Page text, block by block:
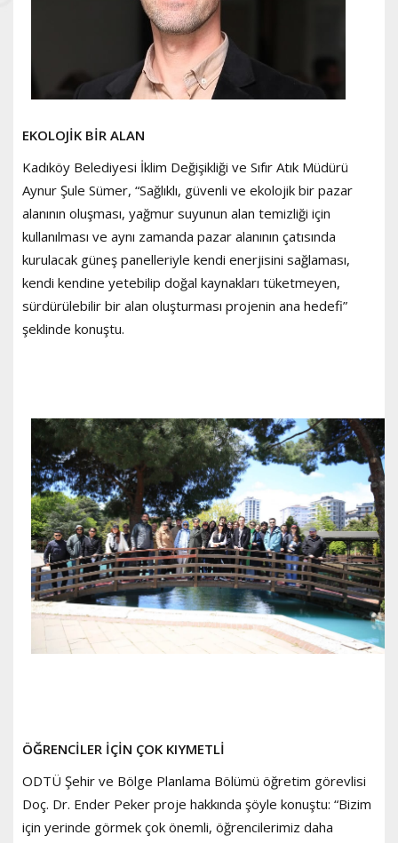
EKOLOJİK BİR ALAN
Kadıköy Belediyesi İklim Değişikliği ve Sıfır Atık Müdürü
Aynur Şule Sümer, “Sağlıklı, güvenli ve ekolojik bir pazar
alanının oluşması, yağmur suyunun alan temizliği için
kullanılması ve aynı zamanda pazar alanının çatısında
kurulacak güneş panelleriyle kendi enerjisini sağlaması,
kendi kendine yetebilip doğal kaynakları tüketmeyen,
sürdürülebilir bir alan oluşturması projenin ana hedefi”
şeklinde konuştu.
ÖĞRENCİLER İÇİN ÇOK KIYMETLİ
ODTÜ Şehir ve Bölge Planlama Bölümü öğretim görevlisi
Doç. Dr. Ender Peker proje hakkında şöyle konuştu: “Bizim
için yerinde görmek çok önemli, öğrencilerimiz daha